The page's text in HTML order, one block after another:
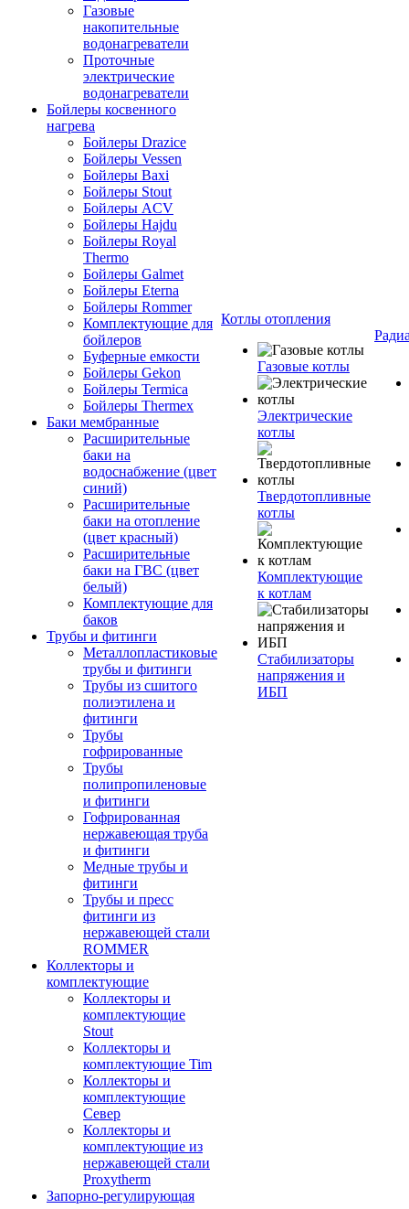
Газовые
накопительные
водонагреватели
Проточные
электрические
водонагреватели
Бойлеры косвенного
нагрева
Бойлеры Drazice
Бойлеры Vessen
Бойлеры Baxi
Бойлеры Stout
Бойлеры ACV
Бойлеры Hajdu
Бойлеры Royal
Thermo
Бойлеры Galmet
Бойлеры Eterna
Бойлеры Rommer
Комплектующие для
бойлеров
Буферные емкости
Бойлеры Gekon
Бойлеры Termica
Бойлеры Thermex
Баки мембранные
Расширительные
баки на
водоснабжение (цвет
синий)
Расширительные
баки на отопление
(цвет красный)
Расширительные
баки на ГВС (цвет
белый)
Комплектующие для
баков
Трубы и фитинги
Металлопластиковые
трубы и фитинги
Трубы из сшитого
полиэтилена и
фитинги
Трубы
гофрированные
Трубы
полипропиленовые
и фитинги
Гофрированная
нержавеющая труба
и фитинги
Медные трубы и
фитинги
Трубы и пресс
фитинги из
нержавеющей стали
ROMMER
Коллекторы и
комплектующие
Коллекторы и
комплектующие
Stout
Коллекторы и
комплектующие Tim
Коллекторы и
комплектующие
Север
Коллекторы и
комплектующие из
нержавеющей стали
Proxytherm
Запорно-регулирующая
Котлы отопления
Газовые котлы
Электрические
котлы
Твердотопливные
котлы
Комплектующие
к котлам
Стабилизаторы
напряжения и
ИБП